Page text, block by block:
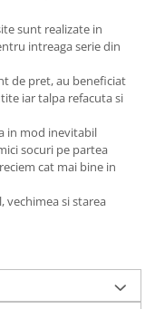
sunt realizate in
intreaga serie din
de pret, au beneficiat
iar talpa refacuta si
in mod inevitabil
socuri pe partea
cat mai bine in
vechimea si starea